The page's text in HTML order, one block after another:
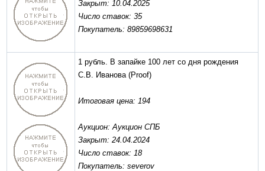
Закрыт: 10.04.2025
Число ставок: 35
Покупатель: 89859698631
1 рубль. В запайке 100 лет со дня рождения
С.В. Иванова(Proof)
Итоговая цена: 194
Аукцион: Аукцион СПБ
Закрыт: 24.04.2024
Число ставок: 18
Покупатель: severov